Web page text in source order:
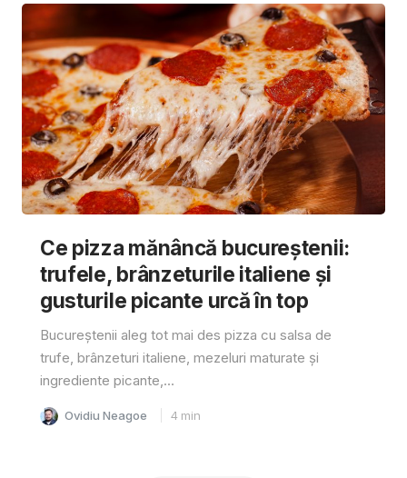
Ce pizza mănâncă bucureștenii:
trufele, brânzeturile italiene și
gusturile picante urcă în top
Bucureștenii aleg tot mai des pizza cu salsa de
trufe, brânzeturi italiene, mezeluri maturate și
ingrediente picante,...
Ovidiu Neagoe 4 min